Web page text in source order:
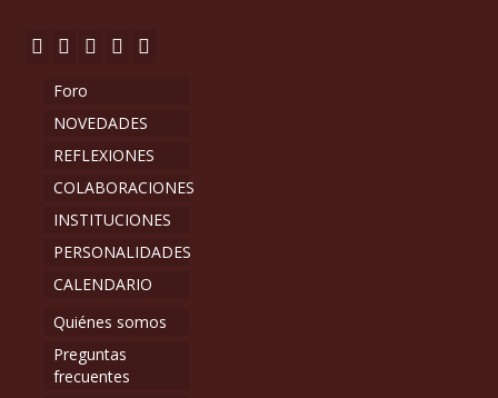
Foro
NOVEDADES
REFLEXIONES
COLABORACIONES
INSTITUCIONES
PERSONALIDADES
CALENDARIO
Quiénes somos
Preguntas
frecuentes